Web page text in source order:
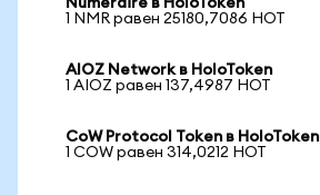
Numeraire в HoloToken
1 NMR равен 25180,7086 HOT
AIOZ Network в HoloToken
1 AIOZ равен 137,4987 HOT
CoW Protocol Token в HoloToken
1 COW равен 314,0212 HOT